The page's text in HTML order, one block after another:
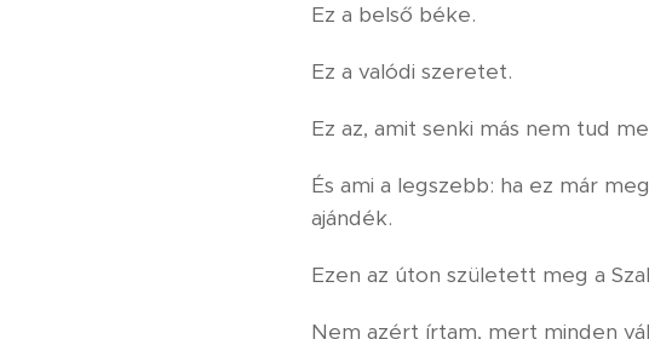
Ez a belső béke.
Ez a valódi szeretet.
Ez az, amit senki más nem tud
És ami a legszebb: ha ez már
ajándék.
Ezen az úton született meg a
Nem azért írtam, mert minden